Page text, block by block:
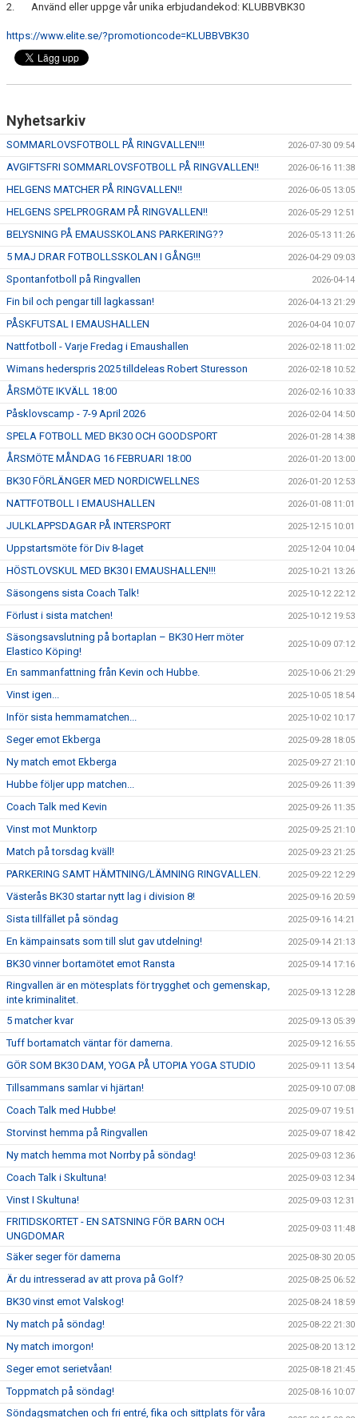
2. Använd eller uppge vår unika erbjudandekod: KLUBBVBK30
https://www.elite.se/?promotioncode=KLUBBVBK30
Nyhetsarkiv
SOMMARLOVSFOTBOLL PÅ RINGVALLEN!!! 2026-07-30 09:54
AVGIFTSFRI SOMMARLOVSFOTBOLL PÅ RINGVALLEN!! 2026-06-16 11:38
HELGENS MATCHER PÅ RINGVALLEN!! 2026-06-05 13:05
HELGENS SPELPROGRAM PÅ RINGVALLEN!! 2026-05-29 12:51
BELYSNING PÅ EMAUSSKOLANS PARKERING?? 2026-05-13 11:26
5 MAJ DRAR FOTBOLLSSKOLAN I GÅNG!!! 2026-04-29 09:03
Spontanfotboll på Ringvallen 2026-04-14
Fin bil och pengar till lagkassan! 2026-04-13 21:29
PÅSKFUTSAL I EMAUSHALLEN 2026-04-04 10:07
Nattfotboll - Varje Fredag i Emaushallen 2026-02-18 11:02
Wimans hederspris 2025 tilldeleas Robert Sturesson 2026-02-18 10:52
ÅRSMÖTE IKVÄLL 18:00 2026-02-16 10:33
Påsklovscamp - 7-9 April 2026 2026-02-04 14:50
SPELA FOTBOLL MED BK30 OCH GOODSPORT 2026-01-28 14:38
ÅRSMÖTE MÅNDAG 16 FEBRUARI 18:00 2026-01-20 13:00
BK30 FÖRLÄNGER MED NORDICWELLNES 2026-01-20 12:53
NATTFOTBOLL I EMAUSHALLEN 2026-01-08 11:01
JULKLAPPSDAGAR PÅ INTERSPORT 2025-12-15 10:01
Uppstartsmöte för Div 8-laget 2025-12-04 10:04
HÖSTLOVSKUL MED BK30 I EMAUSHALLEN!!! 2025-10-21 13:26
Säsongens sista Coach Talk! 2025-10-12 22:12
Förlust i sista matchen! 2025-10-12 19:53
Säsongsavslutning på bortaplan – BK30 Herr möter
Elastico Köping!
2025-10-09 07:12
En sammanfattning från Kevin och Hubbe. 2025-10-06 21:29
Vinst igen... 2025-10-05 18:54
Inför sista hemmamatchen... 2025-10-02 10:17
Seger emot Ekberga 2025-09-28 18:05
Ny match emot Ekberga 2025-09-27 21:10
Hubbe följer upp matchen... 2025-09-26 11:39
Coach Talk med Kevin 2025-09-26 11:35
Vinst mot Munktorp 2025-09-25 21:10
Match på torsdag kväll! 2025-09-23 21:25
PARKERING SAMT HÄMTNING/LÄMNING RINGVALLEN. 2025-09-22 12:29
Västerås BK30 startar nytt lag i division 8! 2025-09-16 20:59
Sista tillfället på söndag 2025-09-16 14:21
En kämpainsats som till slut gav utdelning! 2025-09-14 21:13
BK30 vinner bortamötet emot Ransta 2025-09-14 17:16
Ringvallen är en mötesplats för trygghet och gemenskap,
inte kriminalitet.
2025-09-13 12:28
5 matcher kvar 2025-09-13 05:39
Tuff bortamatch väntar för damerna. 2025-09-12 16:55
GÖR SOM BK30 DAM, YOGA PÅ UTOPIA YOGA STUDIO 2025-09-11 13:54
Tillsammans samlar vi hjärtan! 2025-09-10 07:08
Coach Talk med Hubbe! 2025-09-07 19:51
Storvinst hemma på Ringvallen 2025-09-07 18:42
Ny match hemma mot Norrby på söndag! 2025-09-03 12:36
Coach Talk i Skultuna! 2025-09-03 12:34
Vinst I Skultuna! 2025-09-03 12:31
FRITIDSKORTET - EN SATSNING FÖR BARN OCH
UNGDOMAR
2025-09-03 11:48
Säker seger för damerna 2025-08-30 20:05
Är du intresserad av att prova på Golf? 2025-08-25 06:52
BK30 vinst emot Valskog! 2025-08-24 18:59
Ny match på söndag! 2025-08-22 21:30
Ny match imorgon! 2025-08-20 13:12
Seger emot serietvåan! 2025-08-18 21:45
Toppmatch på söndag! 2025-08-16 10:07
Söndagsmatchen och fri entré, fika och sittplats för våra